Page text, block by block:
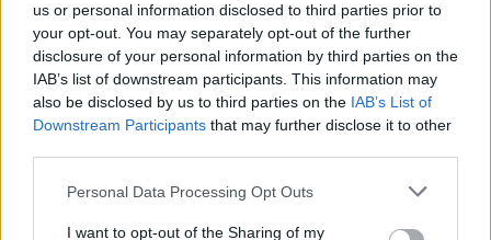
us or personal information disclosed to third parties prior to
your opt-out. You may separately opt-out of the further
disclosure of your personal information by third parties on the
IAB’s list of downstream participants. This information may
also be disclosed by us to third parties on the IAB’s List of
Downstream Participants that may further disclose it to other
Personal Data Processing Opt Outs
I want to opt-out of the Sharing of my